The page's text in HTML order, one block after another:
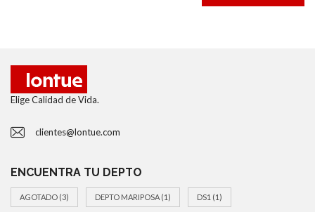
Elige Calidad de Vida.
clientes@lontue.com
ENCUENTRA TU DEPTO
AGOTADO (3) DEPTO MARIPOSA (1) DS1 (1)